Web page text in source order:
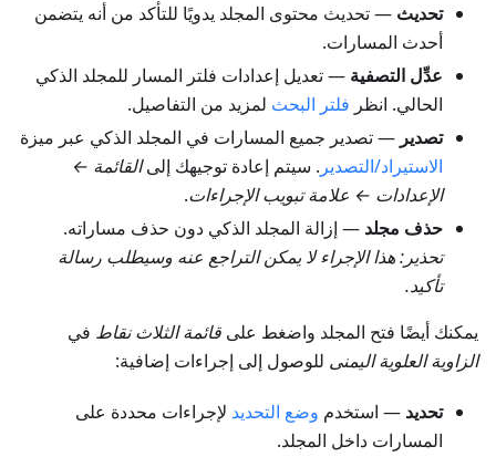
تحديث — تحديث محتوى المجلد يدويًا للتأكد من أنه يتضمن
أحدث المسارات.
عدِّل التصفية — تعديل إعدادات فلتر المسار للمجلد الذكي
الحالي. انظر فلتر البحث لمزيد من التفاصيل.
تصدير — تصدير جميع المسارات في المجلد الذكي عبر ميزة
الاستيراد/التصدير . سيتم إعادة توجيهك إلىالقائمة ←
الإعدادات ← علامة تبويب الإجراءات.
حذف مجلد — إزالة المجلد الذكي دون حذف مساراته.
تحذير: هذا الإجراء لا يمكن التراجع عنه وسيطلب رسالة
تأكيد.
يمكنك أيضًا فتح المجلد واضغط على قائمة الثلاث نقاط في
الزاوية العلوية اليمنى للوصول إلى إجراءات إضافية:
تحديد — استخدم وضع التحديد لإجراءات محددة على
المسارات داخل المجلد.